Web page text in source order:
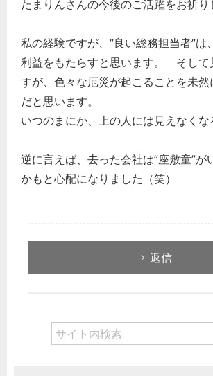
たまりんさんの今後のご活躍をお祈り
私の経験ですが、”良い総務担当者”は
利益をもたらすと思います。 そして
すが、色々な厄災が起こることを未
だと思います。
いつのまにか、上の人には見えなくな
逆に言えば、去った会社は”座敷童”が
かもと心配になりました（笑）
返信